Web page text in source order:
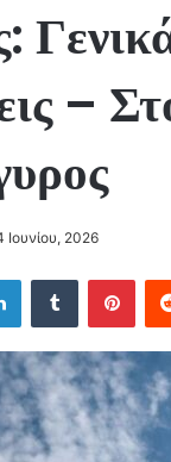
–
Ιουνίου, 2026
LinkedInTumblr